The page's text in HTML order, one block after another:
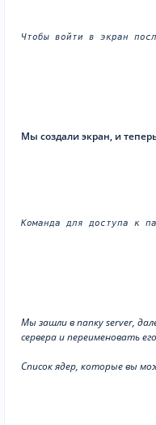
Чтобы войти в экран
Мы создали экран, и
Команда для доступа к
Мы зашли в папку server,
сервера и переименовать
Список ядер, которые вы